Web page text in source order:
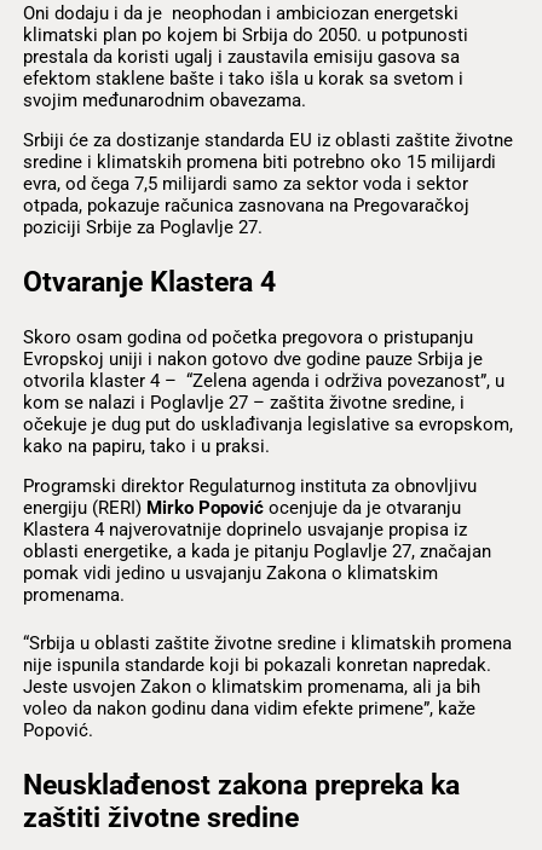
Oni dodaju i da je neophodan i ambiciozan energetski
klimatski plan po kojem bi Srbija do 2050. u potpunosti
prestala da koristi ugalj i zaustavila emisiju gasova sa
efektom staklene bašte i tako išla u korak sa svetom i
svojim međunarodnim obavezama.
Srbiji će za dostizanje standarda EU iz oblasti zaštite životne
sredine i klimatskih promena biti potrebno oko 15 milijardi
evra, od čega 7,5 milijardi samo za sektor voda i sektor
otpada, pokazuje računica zasnovana na Pregovaračkoj
poziciji Srbije za Poglavlje 27.
Otvaranje Klastera 4
Skoro osam godina od početka pregovora o pristupanju
Evropskoj uniji i nakon gotovo dve godine pauze Srbija je
otvorila klaster 4 – “Zelena agenda i održiva povezanost”, u
kom se nalazi i Poglavlje 27 – zaštita životne sredine, i
očekuje je dug put do usklađivanja legislative sa evropskom,
kako na papiru, tako i u praksi.
Programski direktor Regulaturnog instituta za obnovljivu
energiju (RERI) Mirko Popovićocenjuje da je otvaranju
Klastera 4 najverovatnije doprinelo usvajanje propisa iz
oblasti energetike, a kada je pitanju Poglavlje 27, značajan
pomak vidi jedino u usvajanju Zakona o klimatskim
promenama.
“Srbija u oblasti zaštite životne sredine i klimatskih promena
nije ispunila standarde koji bi pokazali konretan napredak.
Jeste usvojen Zakon o klimatskim promenama, ali ja bih
voleo da nakon godinu dana vidim efekte primene”, kaže
Popović.
Neusklađenost zakona prepreka ka
zaštiti životne sredine